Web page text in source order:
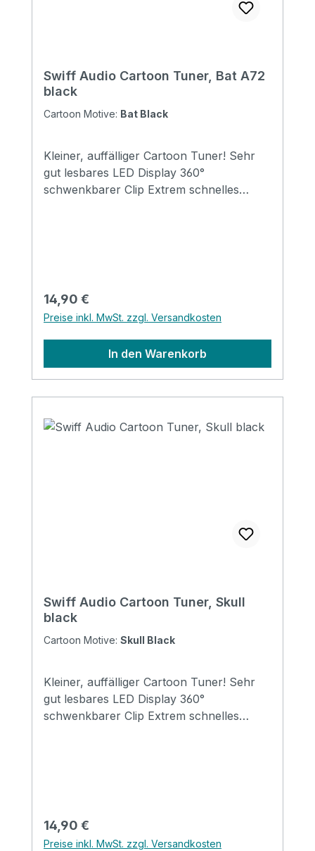
Swiff Audio Cartoon Tuner, Bat A72
black
Cartoon Motive: Bat Black
Kleiner, auffälliger Cartoon Tuner! Sehr
gut lesbares LED Display 360°
schwenkbarer Clip Extrem schnelles
Regulärer Preis:
14,90 €
Preise inkl. MwSt. zzgl. Versandkosten
In den Warenkorb
Swiff Audio Cartoon Tuner, Skull
black
Cartoon Motive: Skull Black
Kleiner, auffälliger Cartoon Tuner! Sehr
gut lesbares LED Display 360°
schwenkbarer Clip Extrem schnelles
Regulärer Preis:
14,90 €
Preise inkl. MwSt. zzgl. Versandkosten